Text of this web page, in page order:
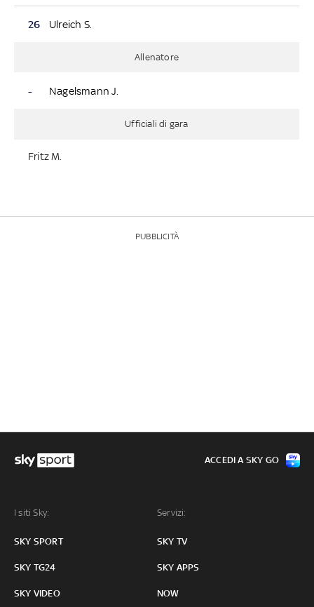
26 Ulreich S.
Allenatore
- Nagelsmann J.
Ufficiali di gara
Fritz M.
PUBBLICITÀ
I siti Sky:
SKY SPORT
SKY TG24
SKY VIDEO
Servizi:
SKY TV
SKY APPS
NOW
ACCEDI A SKY GO